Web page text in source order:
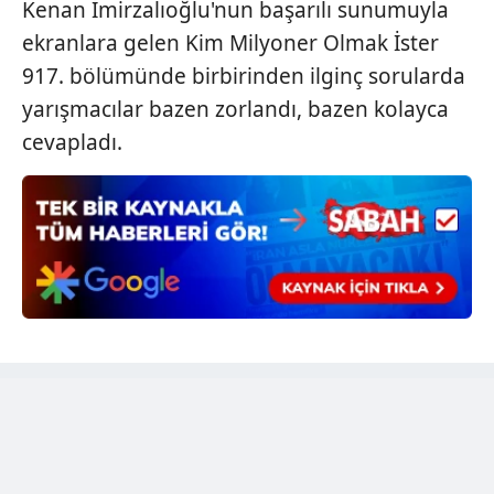
6698 sayılı Kişisel Verilerin Korunması Kanunu uyarınca
hazırlanmış Aydınlatma Metnimizi okumak ve sitemizde
ilgili mevzuata uygun olarak kullanılan çerezlerle ilgili bilgi
almak için lütfentıklayınız.
Kenan İmirzalıoğlu'nun başarılı sunumuyla
ekranlara gelen Kim Milyoner Olmak İster
917. bölümünde birbirinden ilginç sorularda
yarışmacılar bazen zorlandı, bazen kolayca
cevapladı.